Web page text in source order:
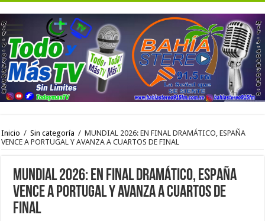
Inicio / Sin categoría / MUNDIAL 2026: EN FINAL DRAMÁTICO, ESPAÑA
VENCE A PORTUGAL Y AVANZA A CUARTOS DE FINAL
MUNDIAL 2026: EN FINAL DRAMÁTICO, ESPAÑA
VENCE A PORTUGAL Y AVANZA A CUARTOS DE
FINAL